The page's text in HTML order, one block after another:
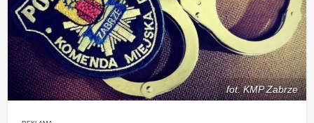
fot. KMP Zabrze